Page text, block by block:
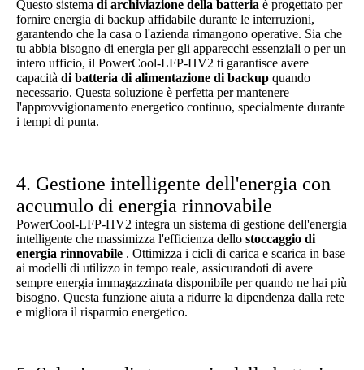
Questo sistema di archiviazione della batteria è progettato per
fornire energia di backup affidabile durante le interruzioni,
garantendo che la casa o l'azienda rimangono operative. Sia che
tu abbia bisogno di energia per gli apparecchi essenziali o per un
intero ufficio, il PowerCool-LFP-HV2 ti garantisce avere
capacità di batteria di alimentazione di backup quando
necessario. Questa soluzione è perfetta per mantenere
l'approvvigionamento energetico continuo, specialmente durante
i tempi di punta.
4. Gestione intelligente dell'energia con
accumulo di energia rinnovabile
PowerCool-LFP-HV2 integra un sistema di gestione dell'energia
intelligente che massimizza l'efficienza dello stoccaggio di
energia rinnovabile . Ottimizza i cicli di carica e scarica in base
ai modelli di utilizzo in tempo reale, assicurandoti di avere
sempre energia immagazzinata disponibile per quando ne hai più
bisogno. Questa funzione aiuta a ridurre la dipendenza dalla rete
e migliora il risparmio energetico.